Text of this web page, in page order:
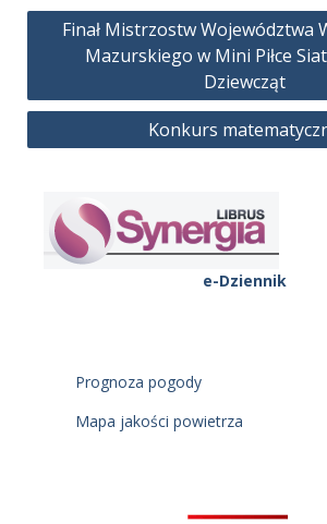
Nawigacja
Finał Mistrzostw Województwa
Mazurskiego w Mini Piłce
Dziewcząt
Konkurs
e-Dziennik
Prognoza pogody
Mapa jakości powietrza